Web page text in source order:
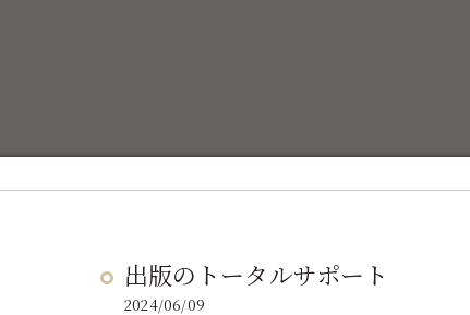
出版のトータルサポート
2024/06/09